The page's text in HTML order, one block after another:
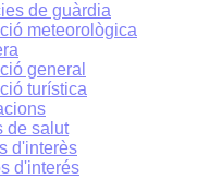
de guàrdia
meteorològica
general
turística
de salut
d'interès
d'interés